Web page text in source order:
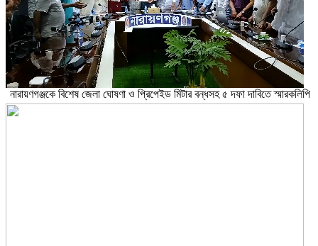
নারায়ণগঞ্জকে বিশেষ জেলা ঘোষণা ও প্রিপেইড মিটার বন্ধসহ ৫ দফা দাবিতে স্মারকলিপি